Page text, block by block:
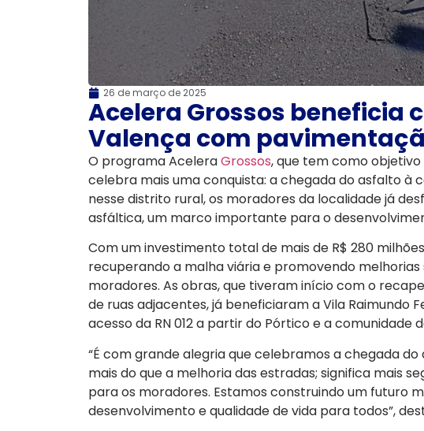
26 de março de 2025
Acelera Grossos beneficia
Valença com
O programa AceleraGrossos, que tem como
celebra mais uma conquista: a chegada do asfalto à
nesse distrito rural, os moradores da localidade já
asfáltica, um marco importante para o
Com um investimento total de mais de R$ 280
recuperando a malha viária e promovendo melhorias
moradores. As obras, que tiveram início com o
de ruas adjacentes, já beneficiaram a Vila Raimundo
acesso da RN 012 a partir do Pórtico e a comunidade
“É com grande alegria que celebramos a chegada
mais do que a melhoria das estradas; significa mais
para os moradores. Estamos construindo um futuro
desenvolvimento e qualidade de vida para todos”,